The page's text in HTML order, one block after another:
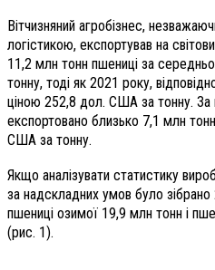
Вітчизняний агробізнес,
логістикою, експортував на
11,2 млн тонн пшениці за
тонну, тоді як 2021 року,
ціною 252,8 дол. США за тонну. За
експортовано близько 7,1 млн
США за тонну.
Якщо аналізувати статистику
за надскладних умов було
пшениці озимої 19,9 млн тонн і
(рис. 1).